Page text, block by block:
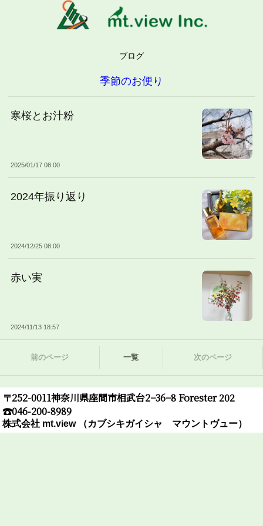
ブログ
季節のお便り
寒桜とお汁粉
2025/01/17 08:00
2024年振り返り
2024/12/25 08:00
赤い実
2024/11/13 18:57
前のページ 一覧 次のページ
〒252-0011神奈川県座間市相武台2−36−8 Forester 202
☎︎046-200-8989
株式会社 mt.view （カブシキガイシャ マウントヴュー）